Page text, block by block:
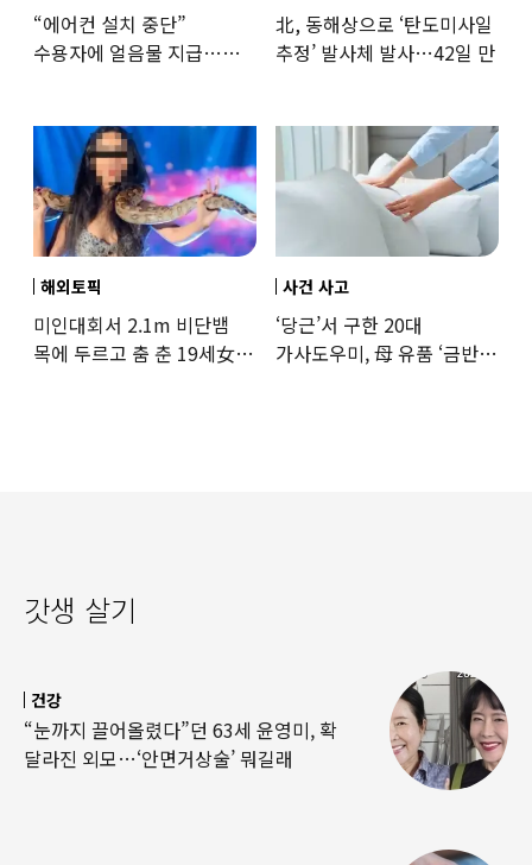
“에어컨 설치 중단”
수용자에 얼음물 지급…
北, 동해상으로 ‘탄도미사일
추정’ 발사체 발사…42일 만
해외토픽
미인대회서 2.1m 비단뱀
목에 두르고 춤 춘 19세女
사건 사고
‘당근’서 구한 20대
가사도우미, 母 유품 ‘금반지
갓생 살기
건강
“눈까지 끌어올렸다”던 63세 윤영미, 확
달라진 외모…‘안면거상술’ 뭐길래